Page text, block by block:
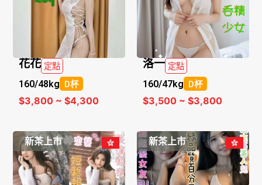
花花 定點
160/48kg D杯
$3,800 ~ $4,300
洛一 定點
160/47kg D杯
$3,500 ~ $3,800
新茶上市 新茶上市